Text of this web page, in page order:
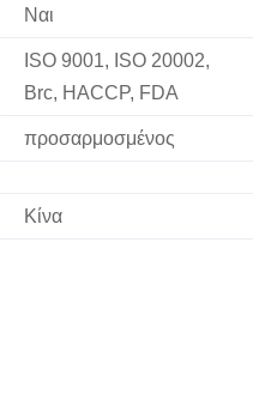
Ναι
ISO 9001, ISO 20002,
Brc, HACCP, FDA
προσαρμοσμένος
Κίνα